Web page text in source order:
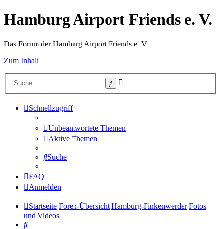
Hamburg Airport Friends e. V.
Das Forum der Hamburg Airport Friends e. V.
Zum Inhalt
Suche
Schnellzugriff
Unbeantwortete Themen
Aktive Themen
Suche
FAQ
Anmelden
Startseite Foren-Übersicht Hamburg-Finkenwerder Fotos
und Videos
Suche